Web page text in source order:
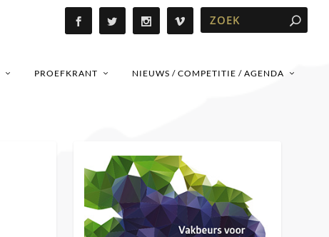
PROEFKRANT NIEUWS / COMPETITIE / AGENDA